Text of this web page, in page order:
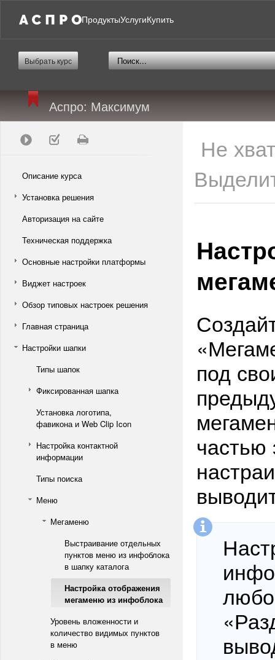
ПродуктыУслугиКупить
Выбрать курс
Аспро: Максимум
Описание курса
Установка решения
Авторизация на сайте
Техническая поддержка
Основные настройки платформы
Виджет настроек
Обзор типовых настроек решения
Главная страница
Настройки шапки
Типы шапок
Фиксированная шапка
Установка логотипа,
фавикона и Web Clip Icon
Настройка контактной
информации
Типы поиска
Меню
Мегаменю
Выстраивание отдельных
пунктов меню из инфоблока
в шапку каталога
Настройка отображения
мегаменю из инфоблока
Уровень вложенности и
количество видимых пунктов
в меню
Не
под
частью